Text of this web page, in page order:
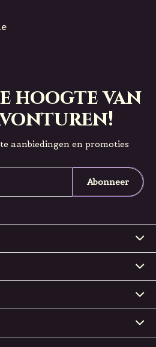
hoogte van
aanbiedingen en promoties
Abonneer